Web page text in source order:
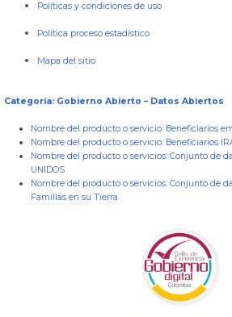
Políticas y condiciones de uso
Política proceso estadístico
Mapa del sitio
Categoría: Gobierno Abierto – Datos Abiertos
Nombre del producto o servicio: Beneficiarios
Nombre del producto o servicio: Beneficiarios
Nombre del producto o servicios: Conjunto de
UNIDOS
Nombre del producto o servicios: Conjunto de
Familias en su Tierra